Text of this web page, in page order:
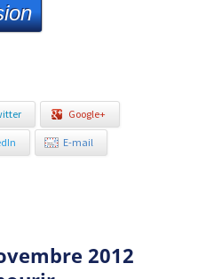
Google+
E-mail
2012